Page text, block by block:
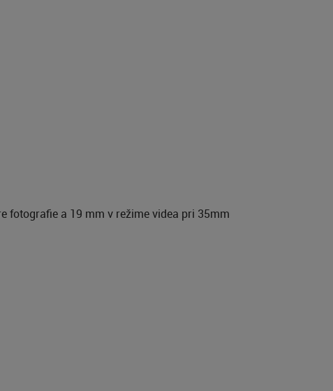
fotografie a 19 mm v režime videa pri 35mm